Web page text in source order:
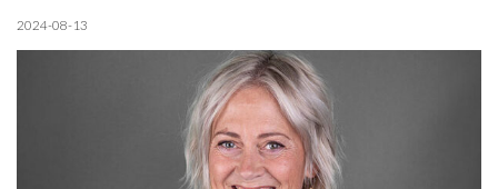
2024-08-13